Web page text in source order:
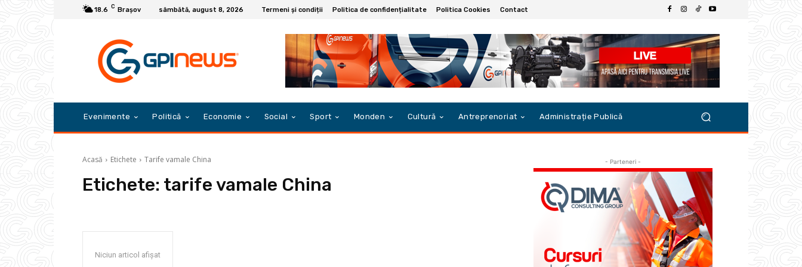
18.6 C Braşov sâmbătă, august 8, 2026 Termeni și condiții Politica de confidențialitate Politica Cookies Contact
Evenimente Politică Economie Social Sport Monden Cultură Antreprenoriat Administrație Publică
Acasă Etichete Tarife vamale China
Etichete: tarife vamale China
Niciun articol afișat
- Parteneri -